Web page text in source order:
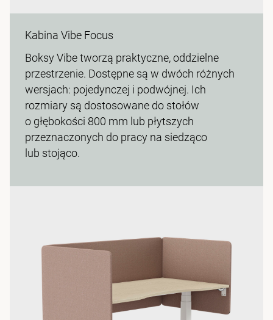
Kabina Vibe Focus
Boksy Vibe tworzą praktyczne, oddzielne
przestrzenie. Dostępne są w dwóch różnych
wersjach: pojedynczej i podwójnej. Ich
rozmiary są dostosowane do stołów
o głębokości 800 mm lub płytszych
przeznaczonych do pracy na siedząco
lub stojąco.